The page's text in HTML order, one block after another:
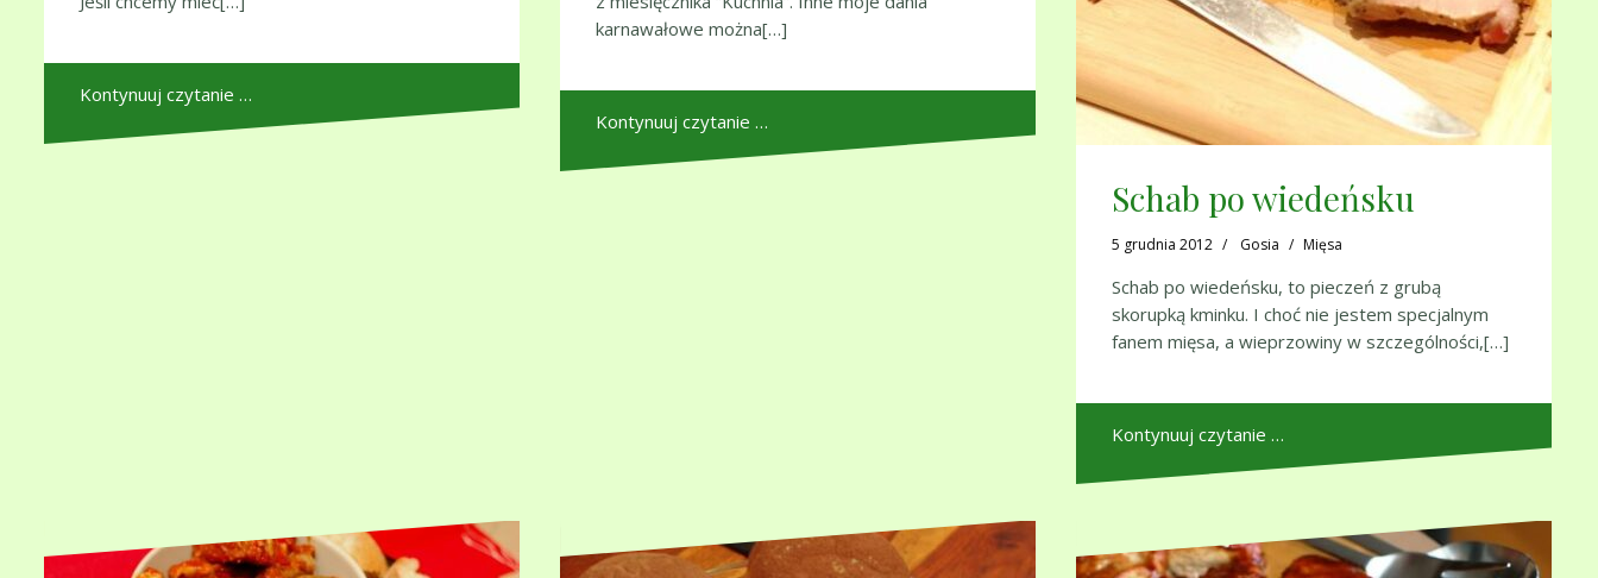
Kontynuuj czytanie …
karnawałowe można[…]
Kontynuuj czytanie …
Schab po wiedeńsku
5 grudnia 2012 Gosia Mięsa
Schab po wiedeńsku, to pieczeń z grubą
skorupką kminku. I choć nie jestem specjalnym
fanem mięsa, a wieprzowiny w szczególności,[…]
Kontynuuj czytanie …